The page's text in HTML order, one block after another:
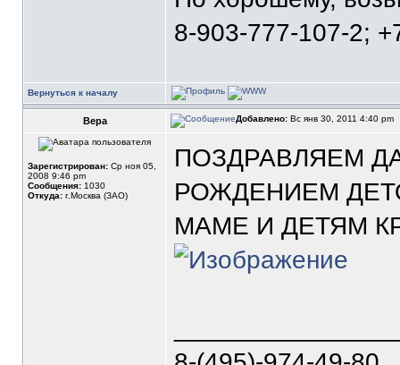
8-903-777-107-2;
Вернуться к началу
Вера Добавлено: Вс янв 30, 2011 4:40 pm
Зарегистрирован: Ср ноя 05,
2008 9:46 pm
Сообщения: 1030
Откуда: г.Москва (ЗАО)
ПОЗДРАВЛЯЕМ
РОЖДЕНИЕМ
МАМЕ И ДЕТЯМ